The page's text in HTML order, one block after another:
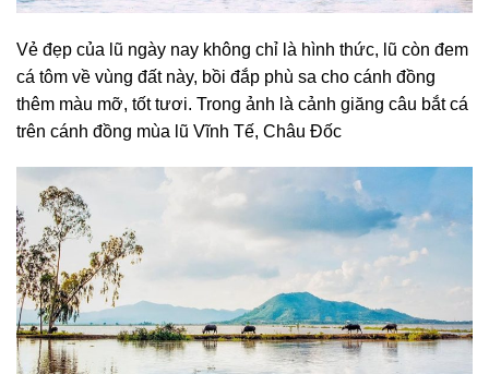
Vẻ đẹp của lũ ngày nay không chỉ là hình thức, lũ còn đem
cá tôm về vùng đất này, bồi đắp phù sa cho cánh đồng
thêm màu mỡ, tốt tươi. Trong ảnh là cảnh giăng câu bắt cá
trên cánh đồng mùa lũ Vĩnh Tế, Châu Đốc